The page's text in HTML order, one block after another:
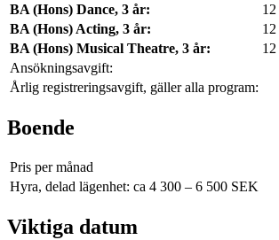
BA (Hons) Dance, 3 år:
BA (Hons) Acting, 3 år:
BA (Hons) Musical Theatre, 3 år:
Ansökningsavgift:
Årlig registreringsavgift, gäller alla program:
Boende
Pris per månad
Hyra, delad lägenhet: ca 4 300 – 6 500 SEK
Viktiga datum